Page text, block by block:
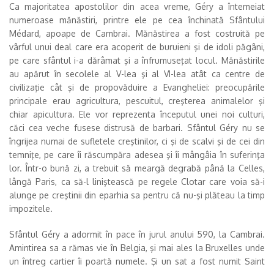
Ca majoritatea apostolilor din acea vreme, Géry a întemeiat
numeroase mănăstiri, printre ele pe cea închinată Sfântului
Médard, apoape de Cambrai. Mănăstirea a fost costruită pe
vârful unui deal care era acoperit de buruieni şi de idoli păgâni,
pe care sfântul i-a dărâmat şi a înfrumuseţat locul. Mănăstirile
au apărut în secolele al V-lea şi al VI-lea atât ca centre de
civilizaţie cât şi de propovăduire a Evangheliei: preocupările
principale erau agricultura, pescuitul, creşterea animalelor şi
chiar apicultura. Ele vor reprezenta începutul unei noi culturi,
căci cea veche fusese distrusă de barbari. Sfântul Géry nu se
îngrijea numai de sufletele creştinilor, ci şi de scalvi şi de cei din
temniţe, pe care îi răscumpăra adesea şi îi mângâia în suferinţa
lor. Într-o bună zi, a trebuit să meargă degrabă până la Celles,
lângă Paris, ca să-l liniştească pe regele Clotar care voia să-i
alunge pe creştinii din eparhia sa pentru că nu-şi plăteau la timp
impozitele.
Sfântul Géry a adormit în pace în jurul anului 590, la Cambrai.
Amintirea sa a rămas vie în Belgia, şi mai ales la Bruxelles unde
un întreg cartier îi poartă numele. Şi un sat a fost numit Saint